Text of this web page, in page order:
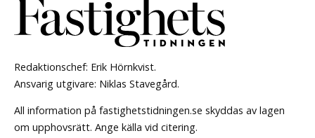
Redaktionschef: Erik Hörnkvist.
Ansvarig utgivare: Niklas Stavegård.
All information på fastighetstidningen.se skyddas av lagen
om upphovsrätt. Ange källa vid citering.